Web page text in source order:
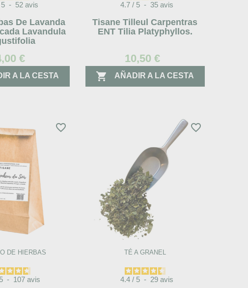
5 - 52avis
De Lavanda
Lavandula
€
A LA CESTA
4.7 / 5 - 35avis
Tisane Tilleul Carpentras
ENT Tilia Platyphyllos.
10,50 €
 AÑADIR A LA CESTA
DE HIERBAS
5 - 107avis
favorite_border
TÉ A GRANEL
4.4 / 5 - 29avis
favorite_border